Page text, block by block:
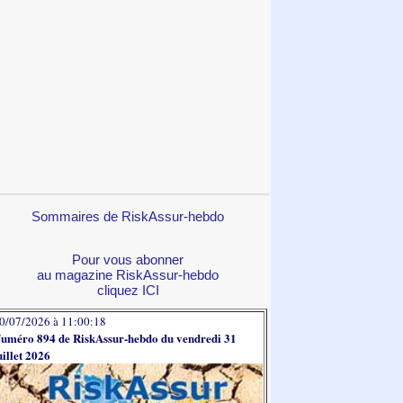
Sommaires de RiskAssur-hebdo
Pour vous abonner
au magazine RiskAssur-hebdo
cliquez ICI
07/2026 à 11:00:18
894 de RiskAssur-hebdo du vendredi 31
2026